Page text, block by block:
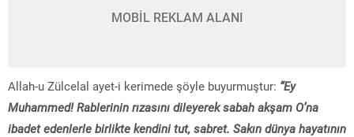
MOBİL REKLAM ALANI
Allah-u Zülcelal ayet-i kerimede şöyle buyurmuştur: “Ey
Muhammed! Rablerinin rızasını dileyerek sabah akşam O’na
ibadet edenlerle birlikte kendini tut, sabret. Sakın dünya hayatının